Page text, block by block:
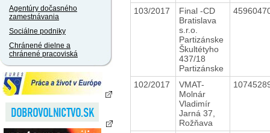
Agentúry dočasného
zamestnávania
Sociálne podniky
Chránené dielne a
chránené pracoviská
103/2017
Final -CD
Bratislava
s.r.o.
Partizánske
Škultétyho
437/18
Partizánske
102/2017
VMAT-
Molnár
Vladimír
Jarná 37,
Rožňava